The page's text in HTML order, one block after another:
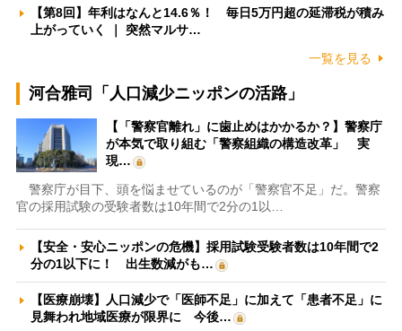
【第8回】年利はなんと14.6％！ 毎日5万円超の延滞税が積み
上がっていく ｜ 突然マルサ…
一覧を見る
河合雅司「人口減少ニッポンの活路」
【「警察官離れ」に歯止めはかかるか？】警察庁
が本気で取り組む「警察組織の構造改革」 実
現…
警察庁が目下、頭を悩ませているのが「警察官不足」だ。警察
官の採用試験の受験者数は10年間で2分の1以…
【安全・安心ニッポンの危機】採用試験受験者数は10年間で2
分の1以下に！ 出生数減がも…
【医療崩壊】人口減少で「医師不足」に加えて「患者不足」に
見舞われ地域医療が限界に 今後…